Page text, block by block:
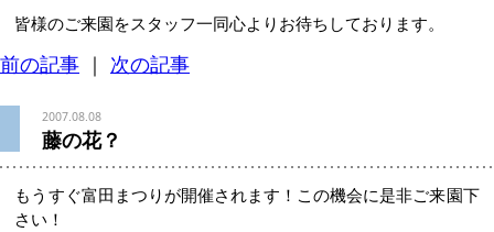
皆様のご来園をスタッフ一同心よりお待ちしております。
前の記事 ｜ 次の記事
2007.08.08
藤の花？
もうすぐ富田まつりが開催されます！この機会に是非ご来園下
さい！